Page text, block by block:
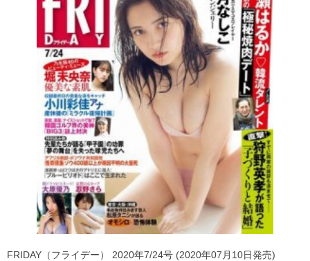
FRIDAY（フライデー） 2020年7/24号 (2020年07月10日発売)